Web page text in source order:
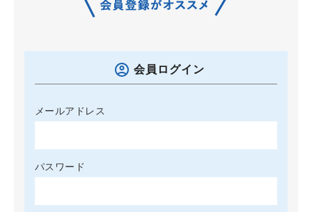
会員ログイン
メールアドレス
パスワード